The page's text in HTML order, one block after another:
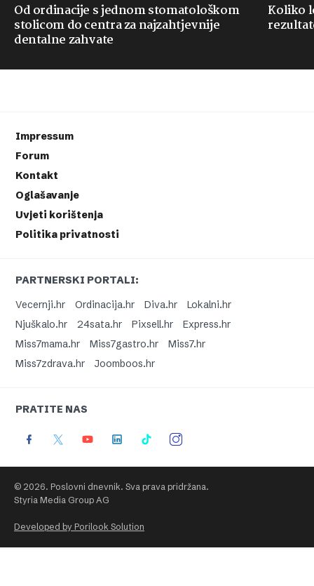
Od ordinacije s jednom stomatološkom
stolicom do centra za najzahtjevnije
dentalne zahvate
Koliko
Impressum
Forum
Kontakt
Oglašavanje
Uvjeti korištenja
Politika privatnosti
PARTNERSKI PORTALI:
Vecernji.hr
Ordinacija.hr Diva.hr
Lokalni.hr
Njuškalo.hr
24sata.hr Pixsell.hr
Express.hr
Miss7mama.hr
Miss7gastro.hr
Miss7.hr
Miss7zdrava.hr
Joomboos.hr
PRATITE NAS
© 2026. Poslovni dnevnik. Sva prava pridržana.
Styria Media Group AG
Developed by Porilook Solution